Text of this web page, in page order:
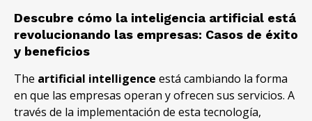
Descubre cómo la inteligencia artificial está
revolucionando las empresas: Casos de éxito
y beneficios
The artificial intelligence está cambiando la forma
en que las empresas operan y ofrecen sus servicios. A
través de la implementación de esta tecnología,